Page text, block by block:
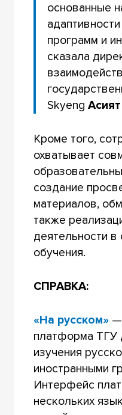
основанные
программ и
сказала
Skyeng
Кроме того,
охватывает
создание
материалов,
также
деятельности
обучения.
СПРАВКА:
«На русском»—
платформа ТГУ
изучения
иностранными
Интерфейс
нескольких